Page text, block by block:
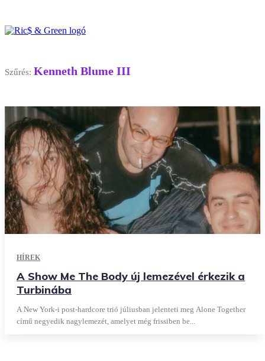
Szűrés: Kenneth Blume III
HÍREK
A Show Me The Body új lemezével érkezik a
Turbinába
A New York-i post-hardcore trió júliusban jelenteti meg Alone Together
című negyedik nagylemezét, amelyet még frissiben be...